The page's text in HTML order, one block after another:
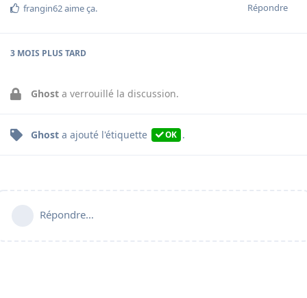
Répondre
frangin62aime ça.
3 MOIS PLUS TARD
Ghost a verrouillé la discussion.
Ghost a ajouté l'étiquette OK .
Répondre…